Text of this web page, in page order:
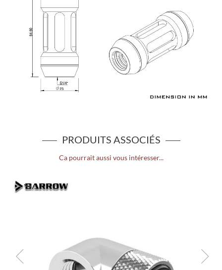
PRODUITS ASSOCIÉS
Ca pourrait aussi vous intéresser...